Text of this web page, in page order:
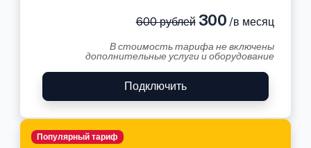
600 рублей300 /в месяц
В стоимость тарифа не включены
дополнительные услуги и оборудование
Подключить
Популярный тариф